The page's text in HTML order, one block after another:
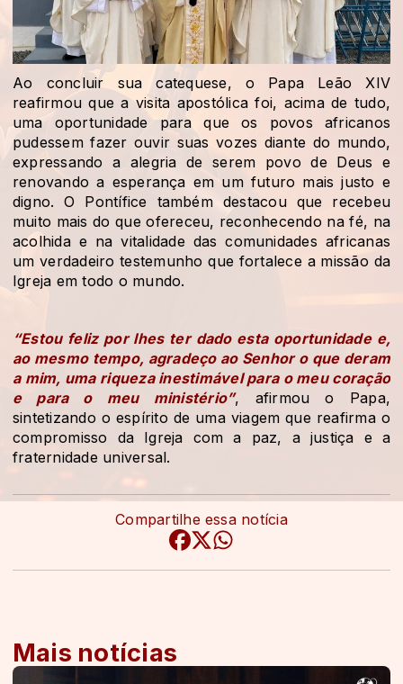
Ao concluir sua catequese, o Papa Leão XIV
reafirmou que a visita apostólica foi, acima de tudo,
uma oportunidade para que os povos africanos
pudessem fazer ouvir suas vozes diante do mundo,
expressando a alegria de serem povo de Deus e
renovando a esperança em um futuro mais justo e
digno. O Pontífice também destacou que recebeu
muito mais do que ofereceu, reconhecendo na fé, na
acolhida e na vitalidade das comunidades africanas
um verdadeiro testemunho que fortalece a missão da
Igreja em todo o mundo.
“Estou feliz por lhes ter dado esta oportunidade e,
ao mesmo tempo, agradeço ao Senhor o que deram
a mim, uma riqueza inestimável para o meu coração
e para o meu ministério”, afirmou o Papa,
sintetizando o espírito de uma viagem que reafirma o
compromisso da Igreja com a paz, a justiça e a
fraternidade universal.
Compartilhe essa notícia
Mais notícias